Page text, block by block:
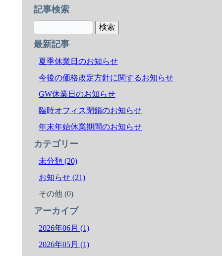
記事検索
最新記事
夏季休業日のお知らせ
今後の価格改定方針に関するお知らせ
GW休業日のお知らせ
臨時オフィス閉鎖のお知らせ
年末年始休業期間のお知らせ
カテゴリー
未分類 (20)
お知らせ (21)
その他 (0)
アーカイブ
2026年06月 (1)
2026年05月 (1)